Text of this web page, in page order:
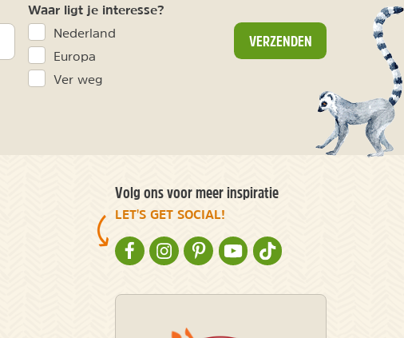
Waar ligt je interesse?
Nederland
Europa
Ver weg
VERZENDEN
Volg ons voor meer inspiratie
LET'S GET SOCIAL!
NATURESCANNER OP FACEBOOK
NATURESCANNER OP INSTAGRAM
NATURESCANNER OP PINTEREST
NATURESCANNER OP YOUTUBE
NATURESCANNER OP